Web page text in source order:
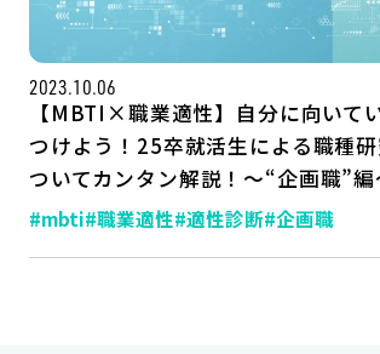
記事一覧
インタツアー活用法
運営会社
お問い
2023.10.06
【MBTI×職業適性】自分に向いて
つけよう！25卒就活生による職種
ついてカンタン解説！～“企画職”編
#mbti#職業適性#適性診断#企画職